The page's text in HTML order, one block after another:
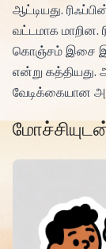
ஆட்டியது.
வட்டமாக மாறின.
கொஞ்சம் இசை
என்று கத்தியது.
வேடிக்கையான